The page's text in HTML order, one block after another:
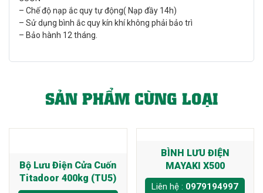
– Chế độ nạp ắc quy tự động( Nạp đầy 14h)
– Sử dụng bình ắc quy kín khí không phải bảo trì
– Bảo hành 12 tháng.
SẢN PHẨM CÙNG LOẠI
Bộ Lưu Điện Cửa Cuốn
Titadoor 400kg (TU5)
BÌNH LƯU ĐIỆN
MAYAKI X500
Liên hệ : 0979194997